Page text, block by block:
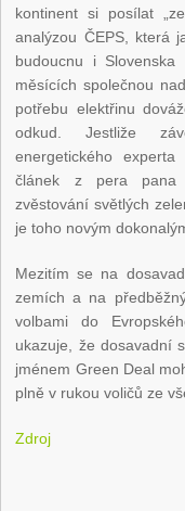
kontinent si posílat
analýzou ČEPS, která
budoucnu i
měsících společnou
potřebu elektřinu
odkud. Jestliže
energetického
článek z pera pana
zvěstování světlých
je toho novým
Mezitím se na
zemích a na
volbami do
ukazuje, že dosavadní
jménem Green Deal
plně v rukou voličů ze
Zdroj